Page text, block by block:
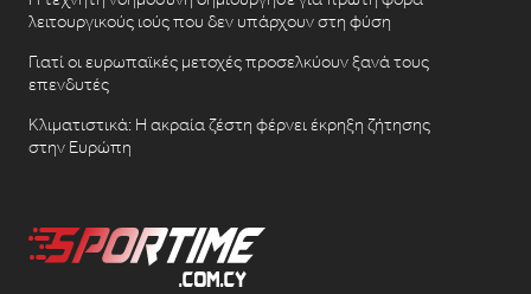
λειτουργικούς ιούς που δεν υπάρχουν στη φύση
Γιατί οι ευρωπαϊκές μετοχές προσελκύουν ξανά τους
επενδυτές
Κλιματιστικά: Η ακραία ζέστη φέρνει έκρηξη ζήτησης
στην Ευρώπη